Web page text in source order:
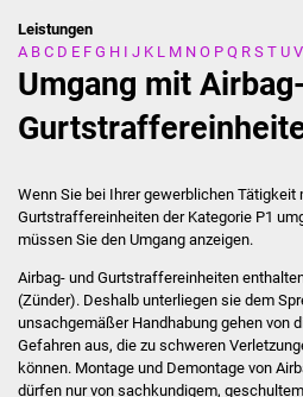
Leistungen
A B C D E F G H I J K L M N O P Q R S T U V
Umgang mit
Wenn Sie bei Ihrer gewerblichen Tätigkeit
Gurtstraffereinheiten der Kategorie P1
müssen Sie den Umgang anzeigen.
Airbag- und Gurtstraffereinheiten
(Zünder). Deshalb unterliegen sie dem
unsachgemäßer Handhabung gehen von
Gefahren aus, die zu schweren
können. Montage und Demontage von
dürfen nur von sachkundigem,